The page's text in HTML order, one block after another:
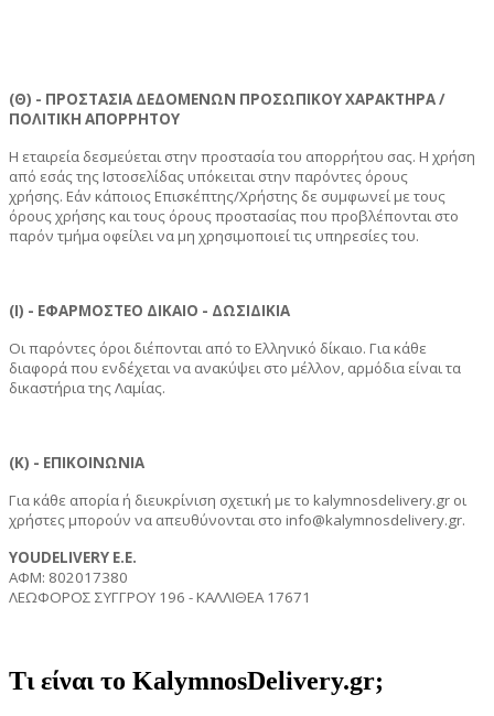
(Θ) - ΠΡΟΣΤΑΣΙΑ ΔΕΔΟΜΕΝΩΝ ΠΡΟΣΩΠΙΚΟΥ ΧΑΡΑΚΤΗΡΑ /
ΠΟΛΙΤΙΚΗ ΑΠΟΡΡΗΤΟΥ
Η εταιρεία δεσμεύεται στην προστασία του απορρήτου σας. Η χρήση
από εσάς της Ιστοσελίδας υπόκειται στην παρόντες όρους
χρήσης. Εάν κάποιος Επισκέπτης/Χρήστης δε συμφωνεί με τους
όρους χρήσης και τους όρους προστασίας που προβλέπονται στο
παρόν τμήμα οφείλει να μη χρησιμοποιεί τις υπηρεσίες του.
(Ι) - ΕΦΑΡΜΟΣΤΕΟ ΔΙΚΑΙΟ - ΔΩΣΙΔΙΚΙΑ
Οι παρόντες όροι διέπονται από το Ελληνικό δίκαιο. Για κάθε
διαφορά που ενδέχεται να ανακύψει στο μέλλον, αρμόδια είναι τα
δικαστήρια της Λαμίας.
(Κ) - ΕΠΙΚΟΙΝΩΝΙΑ
Για κάθε απορία ή διευκρίνιση σχετική με το kalymnosdelivery.gr οι
χρήστες μπορούν να απευθύνονται στο info@kalymnosdelivery.gr.
YOUDELIVERY E.E.
ΑΦΜ: 802017380
ΛΕΩΦΟΡΟΣ ΣΥΓΓΡΟΥ 196 - ΚΑΛΛΙΘΕΑ 17671
Τι είναι το KalymnosDelivery.gr;